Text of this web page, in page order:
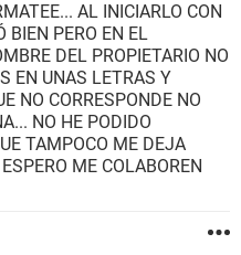
AL INICIARLO CON
BIEN PERO EN EL
DEL PROPIETARIO NO
EN UNAS LETRAS Y
NO CORRESPONDE NO
NO HE PODIDO
TAMPOCO ME DEJA
ME COLABOREN